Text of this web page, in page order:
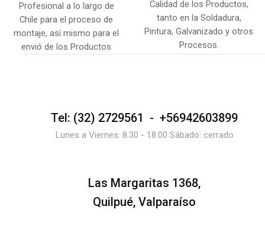
Profesional a lo largo de
Chile para el proceso de
montaje, así mismo para el
envió de los Productos
Calidad de los Productos,
tanto en la Soldadura,
Pintura, Galvanizado y otros
Procesos.
Tel: (32) 2729561 - +56942603899
Lunes a Viernes: 8:30 - 18:00 Sábado: cerrado
Las Margaritas 1368,
Quilpué, Valparaíso